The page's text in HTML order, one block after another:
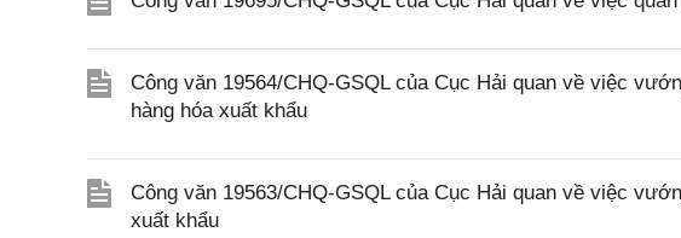
Công văn 19564/CHQ-GSQL của Cục Hải quan về việc
hàng hóa xuất khẩu
Công văn 19563/CHQ-GSQL của Cục Hải quan về việc
xuất khẩu